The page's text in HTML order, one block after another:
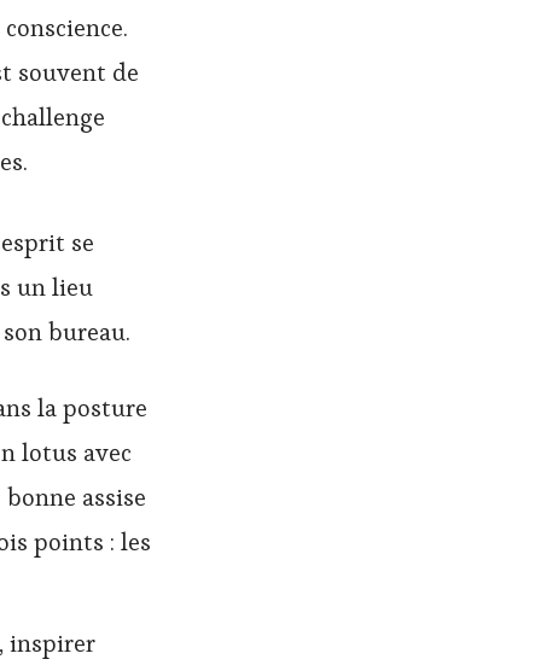
souvent de
se
un lieu
bureau.
la posture
lotus avec
assise
points : les
inspirer